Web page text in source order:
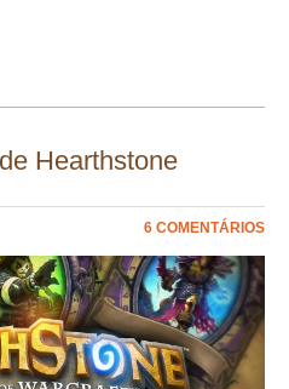
Hearthstone
6 COMENTÁRIOS